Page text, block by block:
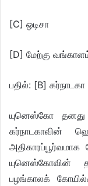
[C] ஒடிசா
[D] மேற்கு
பதில்: [B] கர்நாடகா
யுனெஸ்கோ தனது
கர்நாடகாவின்
யுனெஸ்கோவின்
பழங்காலக்